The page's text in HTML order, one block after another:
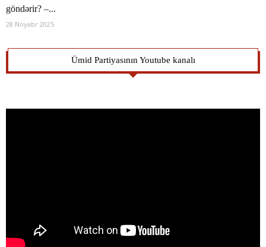
göndərir? –...
28 Noyabr 2025
Ümid Partiyasının Youtube kanalı